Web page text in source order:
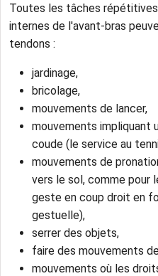
Toutes les tâches
internes de l'avant-bras
tendons :
jardinage,
bricolage,
mouvements de lancer,
mouvements impliquant
coude (le service au
mouvements de
vers le sol, comme pour
geste en coup droit en
gestuelle),
serrer des objets,
faire des mouvements
mouvements où les